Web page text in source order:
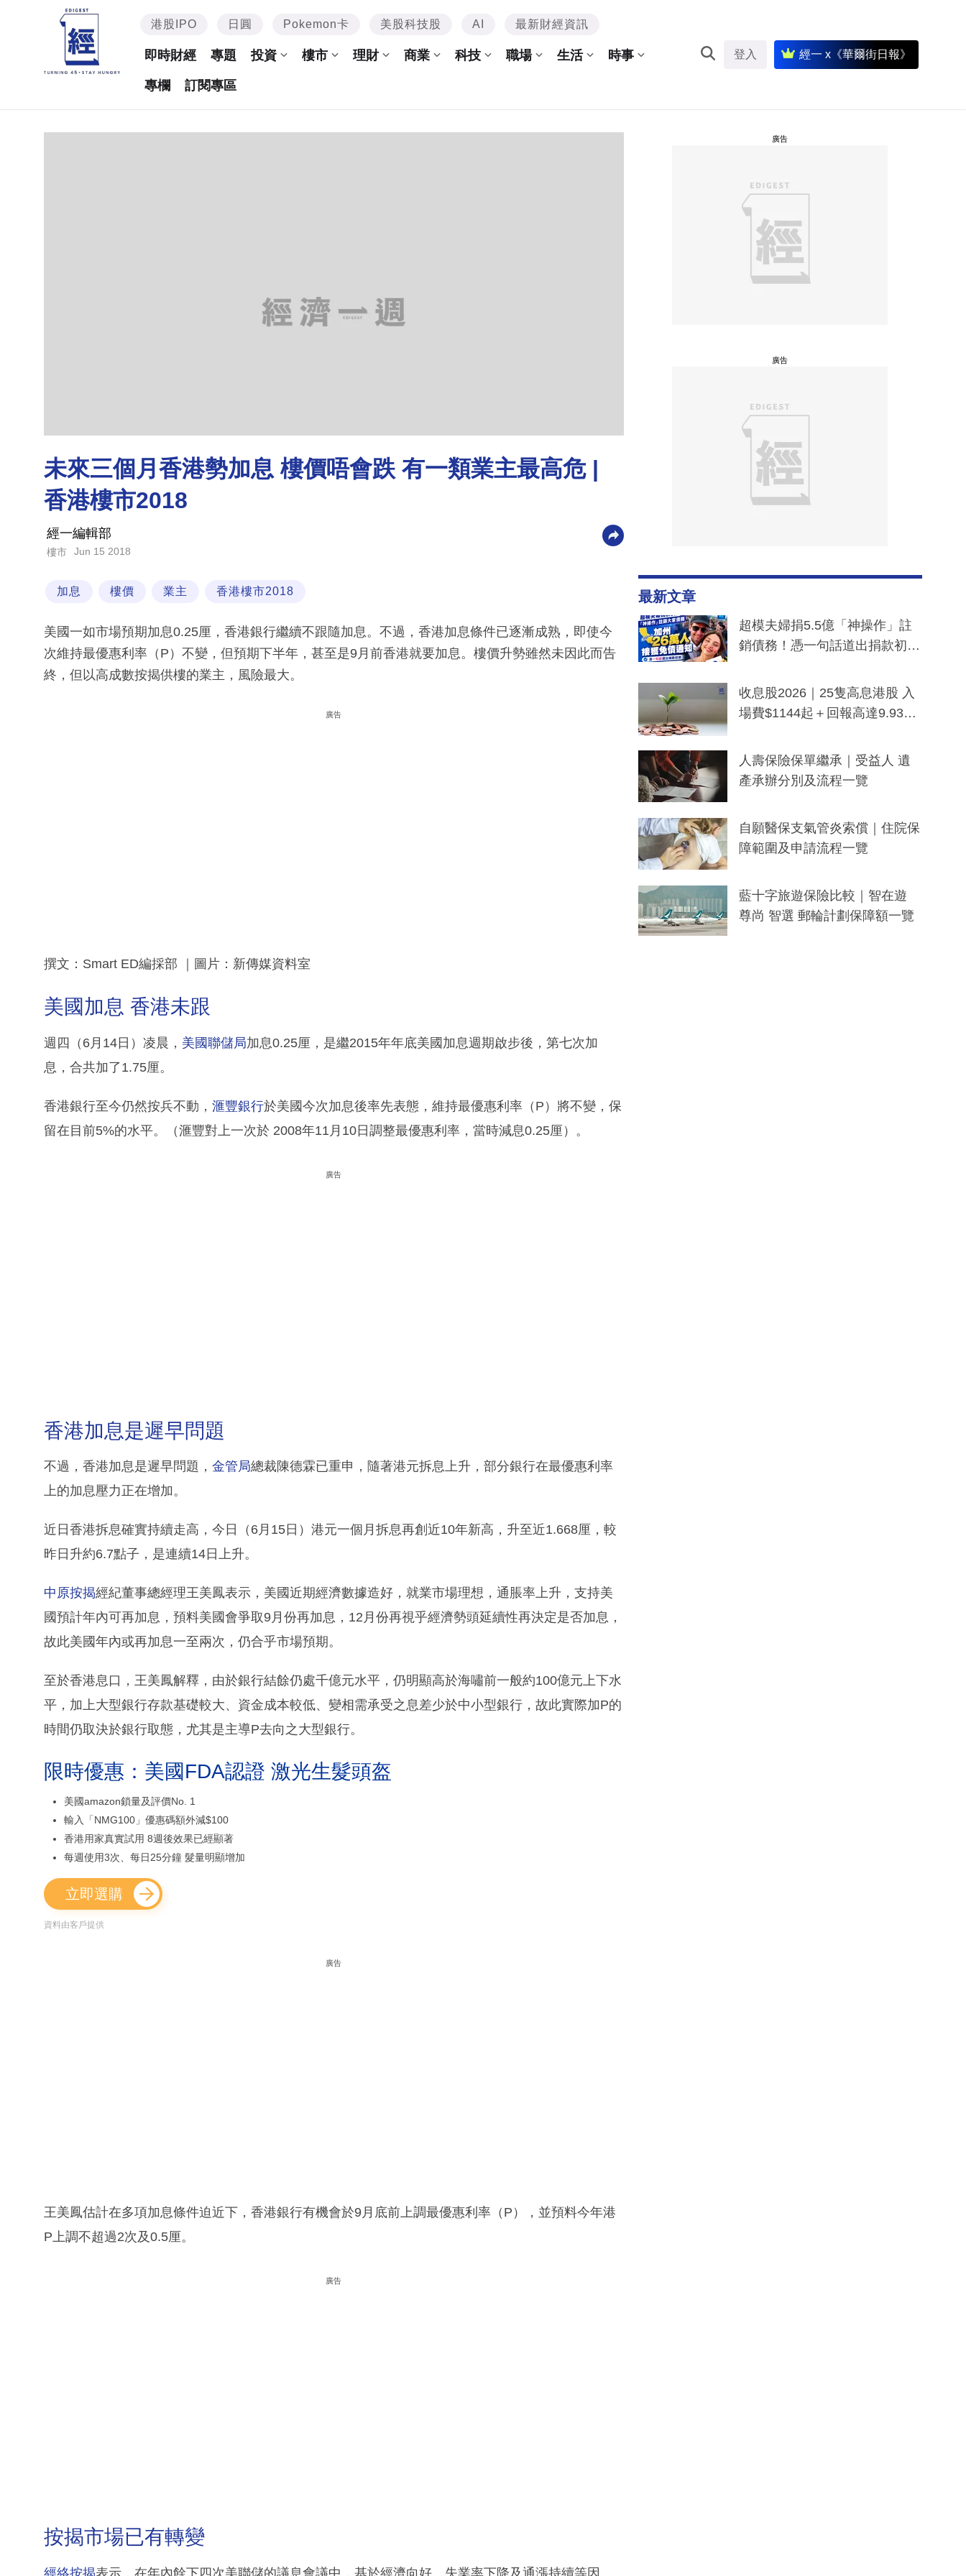
港股IPO 日圓 Pokemon卡 美股科技股 AI 最新財經資訊
即時財經 專題 投資 樓市 理財 商業 科技 職場 生活 時事
專欄 訂閱專區
登入 經一 x《華爾街日報》
未來三個月香港勢加息 樓價唔會跌 有一類業主最高危 |
香港樓市2018
經一編輯部
樓市 Jun 15 2018
加息 樓價 業主 香港樓市2018
美國一如市場預期加息0.25厘，香港銀行繼續不跟隨加息。不過，香港加息條件已逐漸成熟，即使今
次維持最優惠利率（P）不變，但預期下半年，甚至是9月前香港就要加息。樓價升勢雖然未因此而告
終，但以高成數按揭供樓的業主，風險最大。
廣告
撰文：Smart ED編採部 ｜圖片：新傳媒資料室
美國加息 香港未跟
週四（6月14日）凌晨， 美國聯儲局加息0.25厘，是繼2015年年底美國加息週期啟步後，第七次加
息，合共加了1.75厘。
香港銀行至今仍然按兵不動， 滙豐銀行於美國今次加息後率先表態，維持最優惠利率（P）將不變，保
留在目前5%的水平。（滙豐對上一次於 2008年11月10日調整最優惠利率，當時減息0.25厘）。
廣告
香港加息是遲早問題
不過，香港加息是遲早問題， 金管局總裁陳德霖已重申，隨著港元拆息上升，部分銀行在最優惠利率
上的加息壓力正在增加。
近日香港拆息確實持續走高，今日（6月15日）港元一個月拆息再創近10年新高，升至近1.668厘，較
昨日升約6.7點子，是連續14日上升。
中原按揭經紀董事總經理王美鳳表示，美國近期經濟數據造好，就業市場理想，通脹率上升，支持美
國預計年內可再加息，預料美國會爭取9月份再加息，12月份再視乎經濟勢頭延續性再決定是否加息，
故此美國年內或再加息一至兩次，仍合乎市場預期。
至於香港息口，王美鳳解釋，由於銀行結餘仍處千億元水平，仍明顯高於海嘯前一般約100億元上下水
平，加上大型銀行存款基礎較大、資金成本較低、變相需承受之息差少於中小型銀行，故此實際加P的
時間仍取決於銀行取態，尤其是主導P去向之大型銀行。
限時優惠：美國FDA認證 激光生髮頭盔
美國amazon鎖量及評價No. 1
輸入「NMG100」優惠碼額外減$100
香港用家真實試用 8週後效果已經顯著
每週使用3次、每日25分鐘 髮量明顯增加
立即選購
資料由客戶提供
廣告
王美鳳估計在多項加息條件迫近下，香港銀行有機會於9月底前上調最優惠利率（P），並預料今年港
P上調不超過2次及0.5厘。
廣告
按揭市場已有轉變
經絡按揭表示，在年內餘下四次美聯儲的議息會議中，基於經濟向好、失業率下降及通漲持續等因
廣告
廣告
最新文章
超模夫婦捐5.5億「神操作」註
銷債務！憑一句話道出捐款初
一度被誤當詐騙手段
收息股2026｜25隻高息港股 入
場費$1144起＋回報高達9.93
人壽保險保單繼承｜受益人 遺
產承辦分別及流程一覽
自願醫保支氣管炎索償｜住院保
障範圍及申請流程一覽
藍十字旅遊保險比較｜智在遊
尊尚 智選 郵輪計劃保障額一覽